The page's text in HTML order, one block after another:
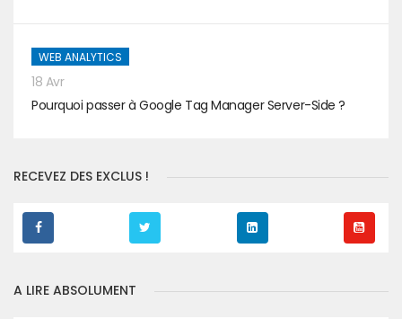
WEB ANALYTICS
18 Avr
Pourquoi passer à Google Tag Manager Server-Side ?
RECEVEZ DES EXCLUS !
A LIRE ABSOLUMENT